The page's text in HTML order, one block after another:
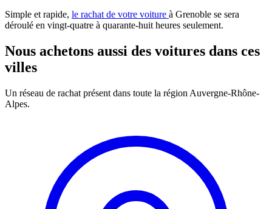
Simple et rapide, le rachat de votre voiture à Grenoble se sera
déroulé en vingt-quatre à quarante-huit heures seulement.
Nous achetons aussi des voitures dans ces
villes
Un réseau de rachat présent dans toute la région Auvergne-Rhône-
Alpes.